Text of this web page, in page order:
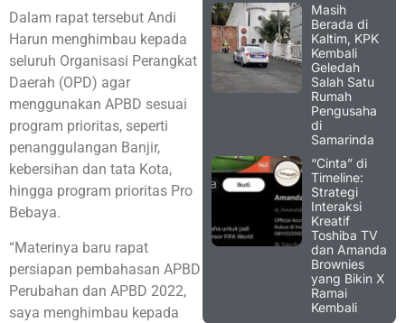
Dalam rapat tersebut Andi
Harun menghimbau kepada
seluruh Organisasi Perangkat
Daerah (OPD) agar
menggunakan APBD sesuai
program prioritas, seperti
penanggulangan Banjir,
kebersihan dan tata Kota,
hingga program prioritas Pro
Bebaya.
“Materinya baru rapat
persiapan pembahasan APBD
Perubahan dan APBD 2022,
saya menghimbau kepada
Masih
Berada di
Kaltim, KPK
Kembali
Geledah
Salah Satu
Rumah
Pengusaha
di
Samarinda
“Cinta” di
Timeline:
Strategi
Interaksi
Kreatif
Toshiba TV
dan Amanda
Brownies
yang Bikin X
Ramai
Kembali